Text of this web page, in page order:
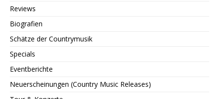
Reviews
Biografien
Schätze der Countrymusik
Specials
Eventberichte
Neuerscheinungen (Country Music Releases)